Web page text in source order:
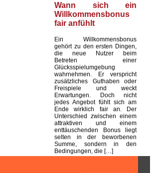
Wann sich ein
Willkommensbonus
fair anfühlt
Ein Willkommensbonus
gehört zu den ersten Dingen,
die neue Nutzer beim
Betreten einer
Glücksspielumgebung
wahrnehmen. Er verspricht
zusätzliches Guthaben oder
Freispiele und weckt
Erwartungen. Doch nicht
jedes Angebot fühlt sich am
Ende wirklich fair an. Der
Unterschied zwischen einem
attraktiven und einem
enttäuschenden Bonus liegt
selten in der beworbenen
Summe, sondern in den
Bedingungen, die […]